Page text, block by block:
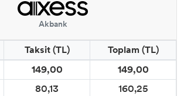
Akbank
Taksit (TL)
Toplam (TL)
149,00
149,00
80,13
160,25